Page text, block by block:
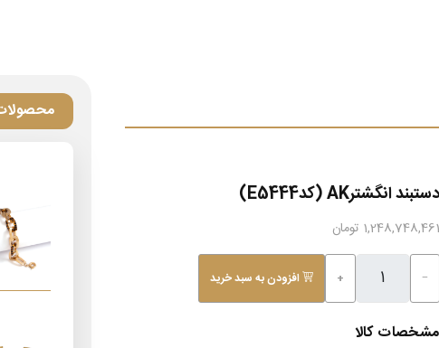
دستبند انگشترAK (کدE5444)
1,248,748,461 تومان
−
+ افزودن به سبد خرید
مشخصات کالا